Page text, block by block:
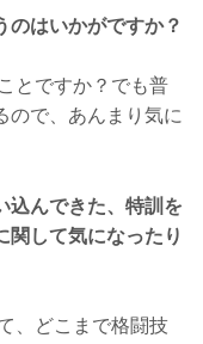
のはいかがですか？
とですか？でも普
ので、あんまり気に
込んできた、特訓を
関して気になったり
、どこまで格闘技